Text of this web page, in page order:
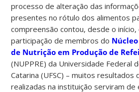
processo de alteração das
presentes no rótulo dos alimentos
compreensão contou, desde o início,
participação de membros do
de Nutrição em Produção de
(NUPPRE) da Universidade Federal
Catarina (UFSC) – muitos resultados
realizadas na instituição serviram de